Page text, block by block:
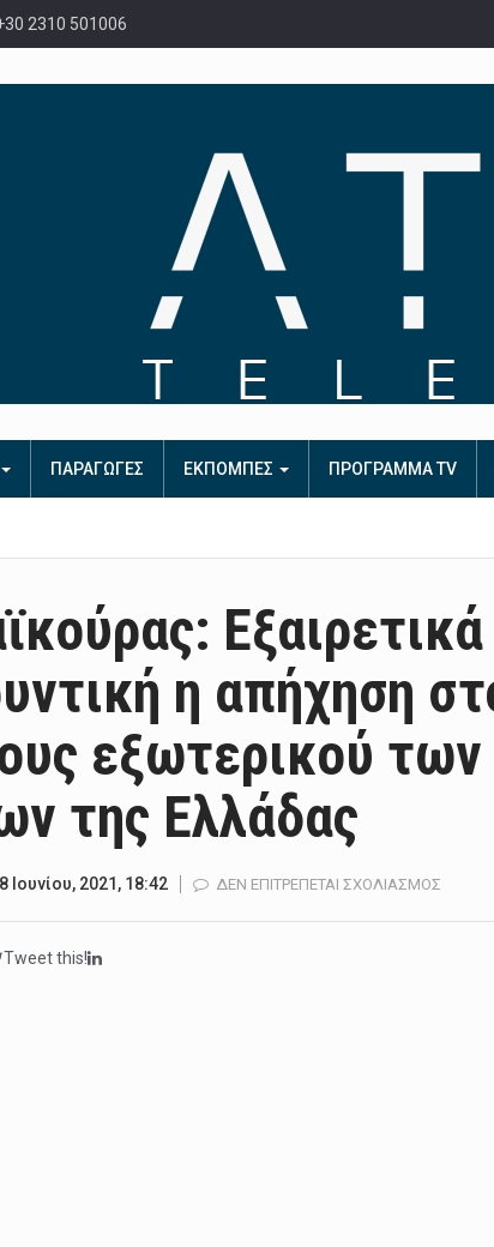
2310 501006
ΠΑΡΑΓΩΓΕΣ ΕΚΠΟΜΠΕΣ ΠΡΟΓΡΑΜΜΑ TV
Εξαιρετικά
η απήχηση
εξωτερικού
της Ελλάδας
Ιουνίου, 2021, 18:42 ΔΕΝ ΕΠΙΤΡΈΠΕΤΑΙ ΣΧΟΛΙΑΣΜΌΣ
Tweet this!